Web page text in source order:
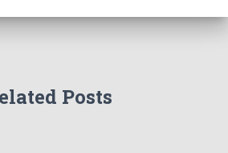
Posts